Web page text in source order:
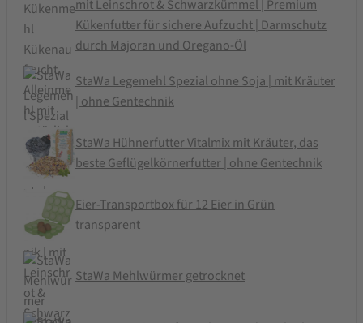
mit Leinschrot & Schwarzkümmel | Premium
Kükenfutter für sichere Aufzucht | Darmschutz
durch Majoran und Oregano-Öl
StaWa Legemehl Spezial ohne Soja | mit Kräuter
| ohne Gentechnik
StaWa Hühnerfutter Vitalmix mit Kräuter, das
beste Geflügelkörnerfutter | ohne Gentechnik
Eier-Transportbox für 12 Eier in Grün
transparent
StaWa Mehlwürmer getrocknet